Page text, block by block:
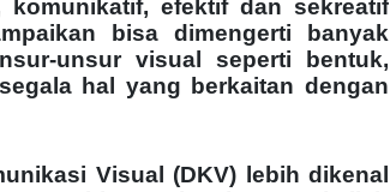
efektif dan sekreatif
bisa dimengerti banyak
unsur visual seperti bentuk,
hal yang berkaitan dengan
Visual (DKV) lebih dikenal